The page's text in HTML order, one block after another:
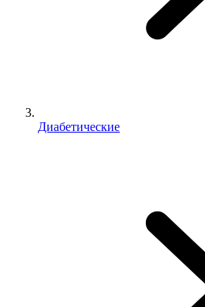
Диабетические